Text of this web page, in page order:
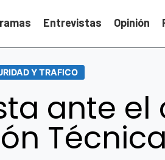
Entrevistas Opinión
Y TRAFICO
ante el